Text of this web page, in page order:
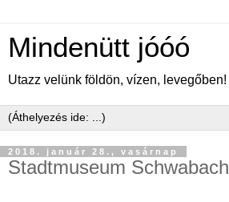
Mindenütt jóóó
Utazz velünk földön, vízen, levegőben!
2018. január 28., vasárnap
Stadtmuseum Schwabach